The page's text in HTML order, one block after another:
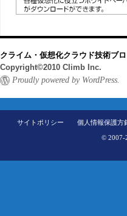
クライム・仮想化クラウド技術ブ
Copyright©2010 Climb Inc.
Proudly powered by WordPress.
サイトポリシー 個人情報保護方
© 2007-